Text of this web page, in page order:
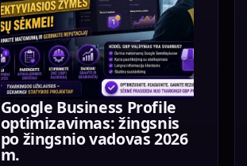
Google Business Profile
optimizavimas: žingsnis
po žingsnio vadovas 2026
m.